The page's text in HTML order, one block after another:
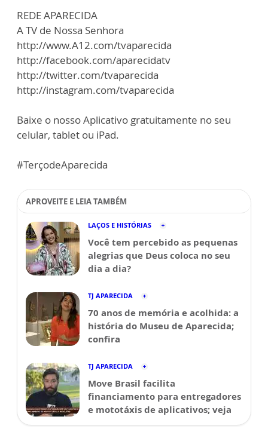
REDE APARECIDA
A TV de Nossa Senhora
http://www.A12.com/tvaparecida
http://facebook.com/aparecidatv
http://twitter.com/tvaparecida
http://instagram.com/tvaparecida
Baixe o nosso Aplicativo gratuitamente no seu
celular, tablet ou iPad.
#TerçodeAparecida
APROVEITE E LEIA TAMBÉM
LAÇOS E HISTÓRIAS
Você tem percebido as pequenas
alegrias que Deus coloca no seu
dia a dia?
TJ APARECIDA
70 anos de memória e acolhida: a
história do Museu de Aparecida;
confira
TJ APARECIDA
Move Brasil facilita
financiamento para entregadores
e mototáxis de aplicativos; veja